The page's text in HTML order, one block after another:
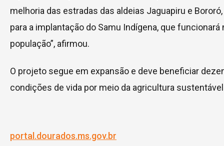
melhoria das estradas das aldeias Jaguapiru e
para a implantação do Samu Indígena, que
população”, afirmou.
O projeto segue em expansão e deve beneficiar
condições de vida por meio da agricultura
portal.dourados.ms.gov.br